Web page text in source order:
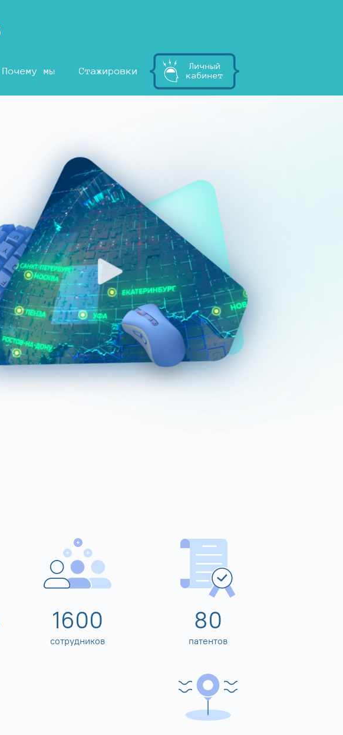
Почему мы Стажировки
Личный
кабинет
1600
сотрудников
80
патентов